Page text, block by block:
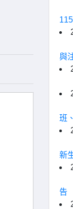
與
班
新
告